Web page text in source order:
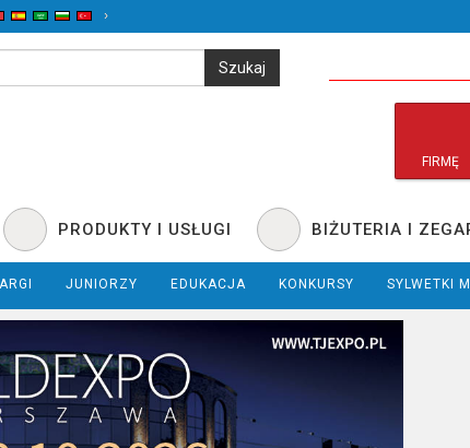
›
FIRMĘ
PRODUKTY I USŁUGI BIŻUTERIA I
JUNIORZY EDUKACJA KONKURSY SYLWETKI